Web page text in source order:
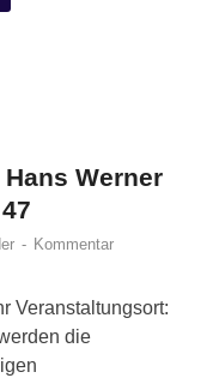
Werner
- Kommentar
Veranstaltungsort:
die